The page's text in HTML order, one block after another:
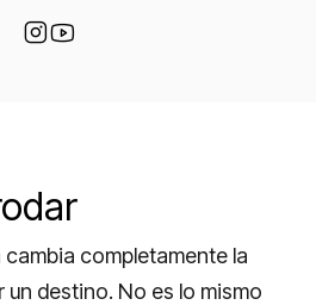
completamente la
destino. No es lo mismo